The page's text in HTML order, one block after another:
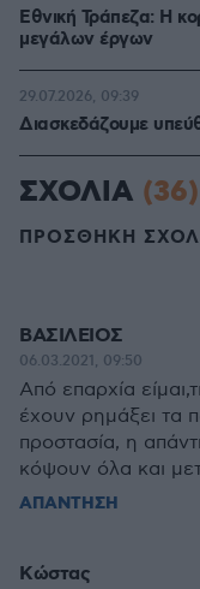
Εθνική Τράπεζα: Η
μεγάλων έργων
Διασκεδάζουμε
29.07.2026, 09:39
ΣΧΟΛΙΑ (36)
ΠΡΟΣΘΗΚΗ
ΒΑΣΙΛΕΙΟΣ
06.03.2021, 09:50
Από επαρχία
έχουν ρημάξει τα
προστασία, η
κόψουν όλα και
ΑΠΑΝΤΗΣΗ
Κώστας